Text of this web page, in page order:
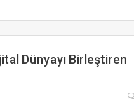
Dünyayı Birleştiren